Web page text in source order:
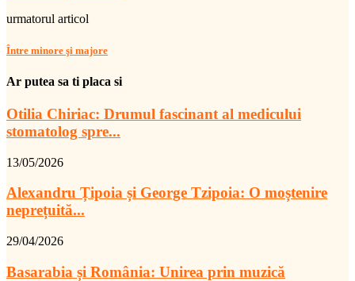
urmatorul articol
Între minore şi majore
Ar putea sa ti placa si
Otilia Chiriac: Drumul fascinant al medicului
stomatolog spre...
13/05/2026
Alexandru Țipoia și George Tzipoia: O moștenire
neprețuită...
29/04/2026
Basarabia și România: Unirea prin muzică